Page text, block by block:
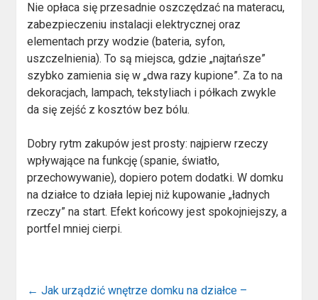
Nie opłaca się przesadnie oszczędzać na materacu,
zabezpieczeniu instalacji elektrycznej oraz
elementach przy wodzie (bateria, syfon,
uszczelnienia). To są miejsca, gdzie „najtańsze”
szybko zamienia się w „dwa razy kupione”. Za to na
dekoracjach, lampach, tekstyliach i półkach zwykle
da się zejść z kosztów bez bólu.
Dobry rytm zakupów jest prosty: najpierw rzeczy
wpływające na funkcję (spanie, światło,
przechowywanie), dopiero potem dodatki. W domku
na działce to działa lepiej niż kupowanie „ładnych
rzeczy” na start. Efekt końcowy jest spokojniejszy, a
portfel mniej cierpi.
← Jak urządzić wnętrze domku na działce –